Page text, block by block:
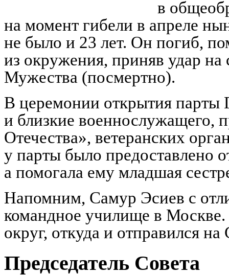
в
на момент гибели в апреле
не было и 23 лет. Он погиб,
из окружения, приняв удар на
Мужества (посмертно).
В церемонии открытия парты
и близкие военнослужащего,
Отечества», ветеранских
у парты было предоставлено
а помогала ему младшая
Напомним, Самур Эсиев с
командное училище в Москве.
округ, откуда и отправился
Председатель Совета